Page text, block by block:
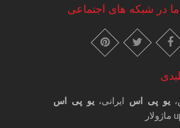
ما در شبکه های اجتماعی
facebook
twitter
pinterest
یو پی اس ایرانی،یو پی اس